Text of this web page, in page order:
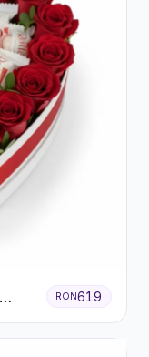
RON619